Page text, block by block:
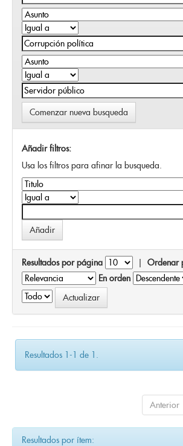
Comenzar nueva busqueda
Añadir filtros:
Usa los filtros para afinar la busqueda.
Resultados por página | Ordenar
En orden
Resultados 1-1 de 1.
Anterior
Resultados por ítem: